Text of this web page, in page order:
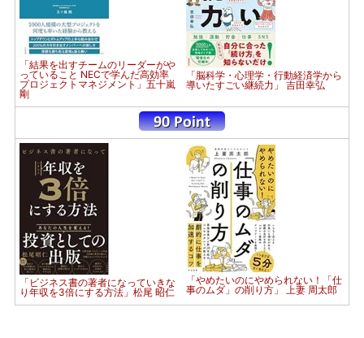
「結果を出すチームのリーダーがや
っていること NECで学んだ高効率
プロジェクトマネジメント」五十嵐
剛
「脳科学・心理学・行動経済学から
導いたすごい継続力」 吉田幸弘
「ビジネス書の著者になっていきな
り年収を3倍にする方法」松尾 昭仁
「やめたいのにやめられない！「仕
事のムダ」の削り方」 上妻 周太郎